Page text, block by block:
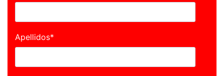
Apellidos*